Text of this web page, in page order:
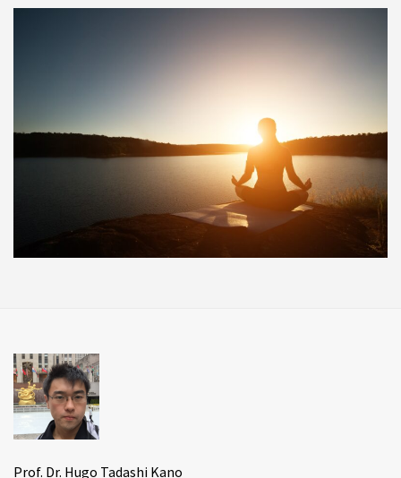
Prof. Dr. Hugo Tadashi Kano